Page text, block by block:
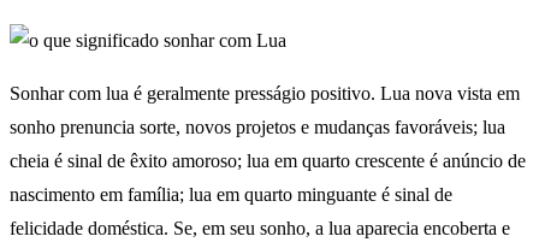
Sonhar com lua é geralmente presságio positivo. Lua nova vista em
sonho prenuncia sorte, novos projetos e mudanças favoráveis; lua
cheia é sinal de êxito amoroso; lua em quarto crescente é anúncio de
nascimento em família; lua em quarto minguante é sinal de
felicidade doméstica. Se, em seu sonho, a lua aparecia encoberta e